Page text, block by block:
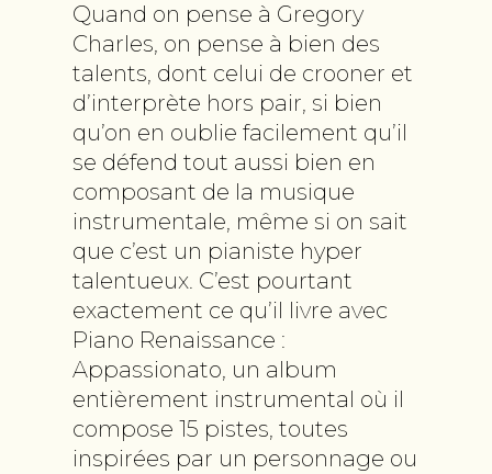
Quand on pense à Gregory
Charles, on pense à bien des
talents, dont celui de crooner et
d’interprète hors pair, si bien
qu’on en oublie facilement qu’il
se défend tout aussi bien en
composant de la musique
instrumentale, même si on sait
que c’est un pianiste hyper
talentueux. C’est pourtant
exactement ce qu’il livre avec
Piano Renaissance :
Appassionato, un album
entièrement instrumental où il
compose 15 pistes, toutes
inspirées par un personnage ou